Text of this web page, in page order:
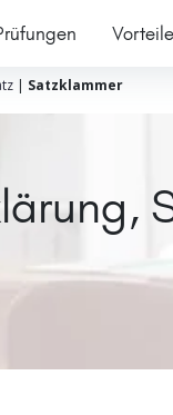
Vorteile
| Satzklammer